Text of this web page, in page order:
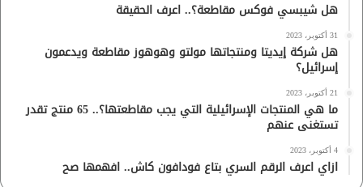
هل شيبسي فوكس مقاطعة؟.. اعرف الحقيقة
31 أكتوبر، 2023
هل شركة إيديتا ومنتجاتها مولتو وهوهوز مقاطعة ويدعمون
إسرائيل؟
21 أكتوبر، 2023
ما هي المنتجات الإسرائيلية التي يجب مقاطعتها؟.. 65 منتج تقدر
تستغنى عنهم
4 أكتوبر، 2023
ازاي اعرف الرقم السري بتاع فودافون كاش.. افهمها صح